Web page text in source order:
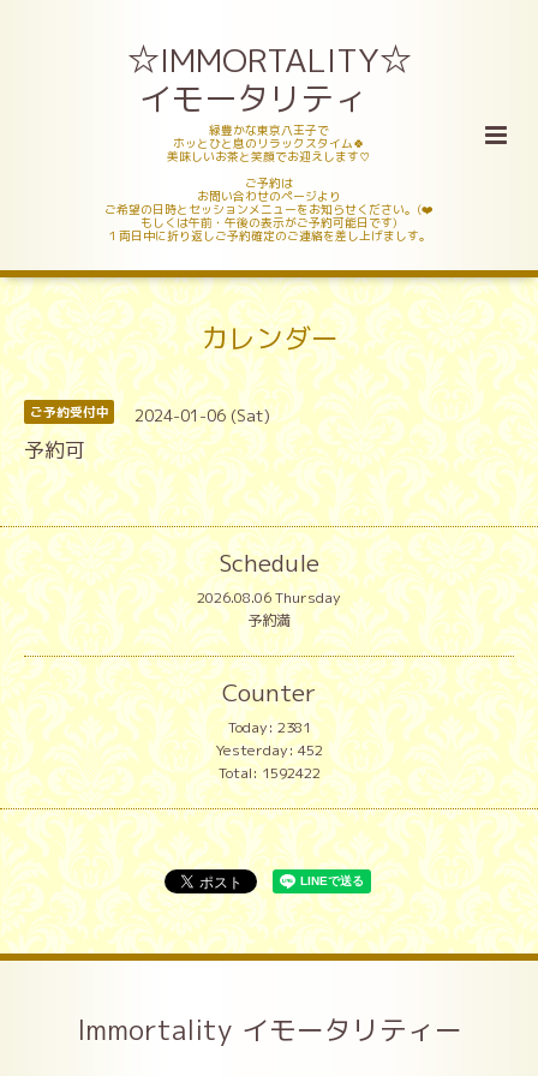
☆IMMORTALITY☆
イモータリティ
緑豊かな東京八王子で
ホッとひと息のリラックスタイム🍀
美味しいお茶と笑顔でお迎えします♡
ご予約は
お問い合わせのページより
ご希望の日時とセッションメニューをお知らせください。(❤️
もしくは午前・午後の表示がご予約可能日です)
１両日中に折り返しご予約確定のご連絡を差し上げましす。
カレンダー
ご予約受付中 2024-01-06 (Sat)
予約可
Schedule
2026.08.06 Thursday
予約満
Counter
Today:2381
Yesterday:452
Total:1592422
Immortality イモータリティー